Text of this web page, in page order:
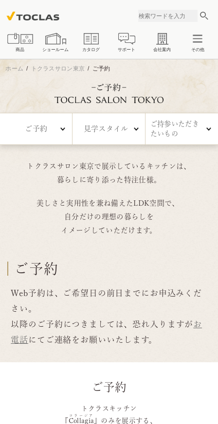
商品
キッチン バスルーム
洗面化粧台 浄水器・整水器
ショールーム カタログ サポート 会社案内 その他
ホーム トクラスサロン東京 ご予約
ご予約 見学スタイル
ご持参いただき
たいもの
トクラスサロン東京で展示しているキッチンは、
暮らしに寄り添った特注仕様。
美しさと実用性を兼ね備えたLDK空間で、
自分だけの理想の暮らしを
イメージしていただけます。
ご予約
Web予約は、ご希望日の前日までにお申込みくだ
さい。
以降のご予約につきましては、恐れ入りますがお
電話 にてご連絡をお願いいたします。
ご予約
トクラスキッチン
Collagia
コラージア
』のみを展示する、